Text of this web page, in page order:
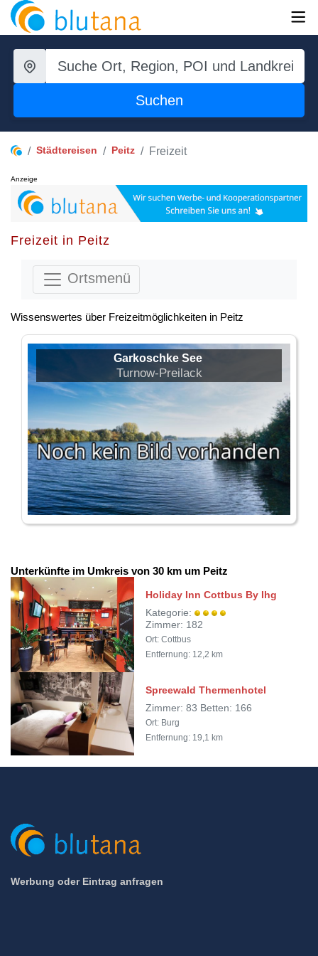
Suchen
Städtereisen Peitz Freizeit
Anzeige
Freizeit in Peitz
Ortsmenü
Wissenswertes über Freizeitmöglichkeiten in Peitz
Garkoschke See
Turnow-Preilack
Unterkünfte im Umkreis von 30 km um Peitz
Holiday Inn Cottbus By Ihg
Kategorie:
Zimmer: 182
Ort: Cottbus
Entfernung: 12,2 km
Spreewald Thermenhotel
Zimmer: 83 Betten: 166
Ort: Burg
Entfernung: 19,1 km
Werbung oder Eintrag anfragen